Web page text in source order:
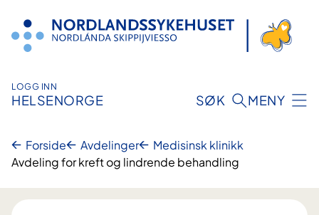
innhold
LOGG INN
HELSENORGE SØK MENY
Forside Avdelinger
Medisinsk klinikk
Avdeling for kreft og lindrende behandling